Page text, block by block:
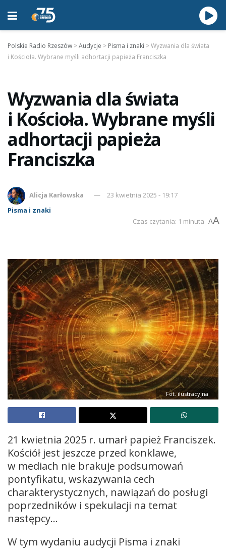
Polskie Radio Rzeszów >Audycje > Pisma i znaki >Wyzwania dla świata
i Kościoła. Wybrane myśli adhortacji papieża Franciszka
Wyzwania dla świata
i Kościoła. Wybrane myśli
adhortacji papieża
Franciszka
Alicja Karłowska
23 kwietnia 2025 - 19:17
Pisma i znaki
Czas czytania: 1 minuta AA
Fot. ilustracyjna
21 kwietnia 2025 r. umarł papież Franciszek.
Kościół jest jeszcze przed konklawe,
w mediach nie brakuje podsumowań
pontyfikatu, wskazywania cech
charakterystycznych, nawiązań do posługi
poprzedników i spekulacji na temat
następcy…
W tym wydaniu audycji Pisma i znaki